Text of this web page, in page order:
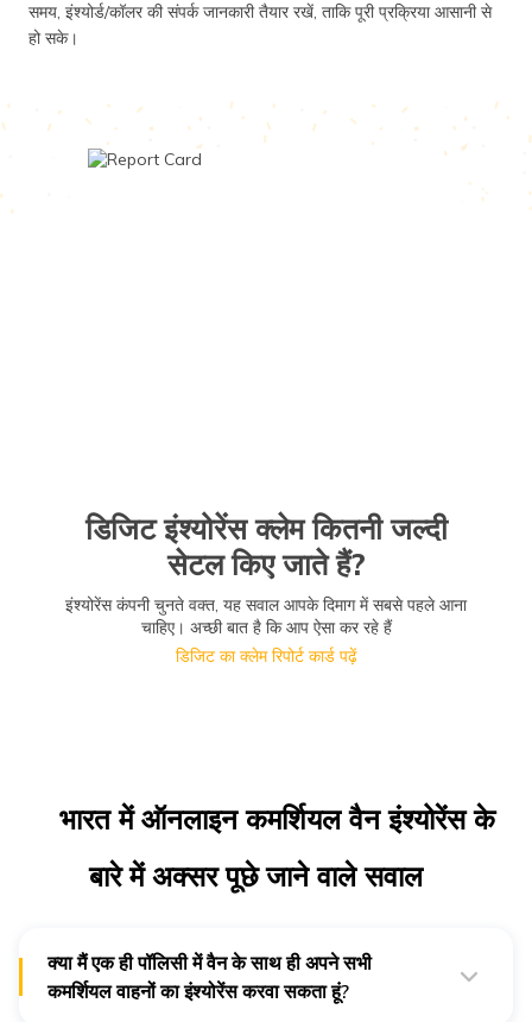
समय, इंश्योर्ड/कॉलर की संपर्क जानकारी तैयार रखें, ताकि पूरी प्रक्रिया आसानी से
हो सके।
डिजिट इंश्योरेंस क्लेम कितनी जल्दी
सेटल किए जाते हैं?
इंश्योरेंस कंपनी चुनते वक्त, यह सवाल आपके दिमाग में सबसे पहले आना
चाहिए। अच्छी बात है कि आप ऐसा कर रहे हैं
डिजिट का क्लेम रिपोर्ट कार्ड पढ़ें
भारत में ऑनलाइन कमर्शियल वैन इंश्योरेंस के
बारे में अक्सर पूछे जाने वाले सवाल
क्या मैं एक ही पॉलिसी में वैन के साथ ही अपने सभी
कमर्शियल वाहनों का इंश्योरेंस करवा सकता हूं?